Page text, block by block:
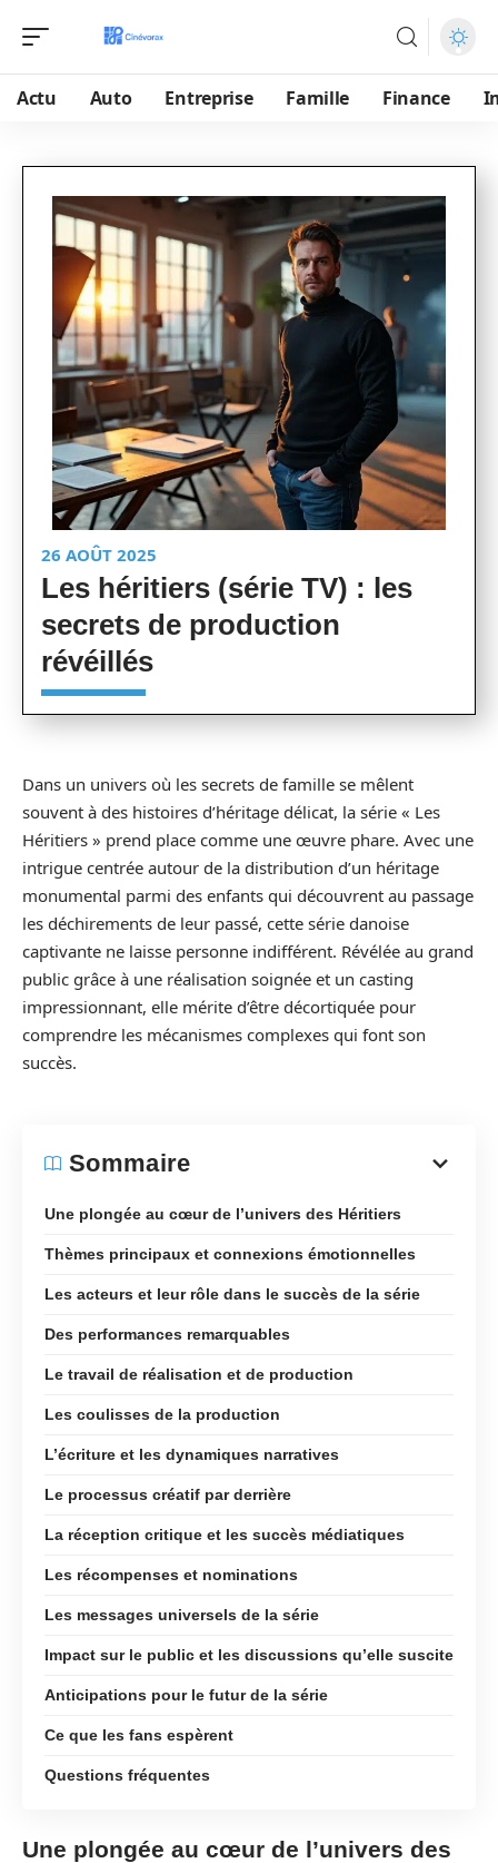
Actu Auto Entreprise Famille Finance
26 AOÛT 2025
Les héritiers (série TV) : les
secrets de production
révéillés
Dans un univers où les secrets de famille se mêlent
souvent à des histoires d’héritage délicat, la série « Les
Héritiers » prend place comme une œuvre phare. Avec une
intrigue centrée autour de la distribution d’un héritage
monumental parmi des enfants qui découvrent au passage
les déchirements de leur passé, cette série danoise
captivante ne laisse personne indifférent. Révélée au grand
public grâce à une réalisation soignée et un casting
impressionnant, elle mérite d’être décortiquée pour
comprendre les mécanismes complexes qui font son
succès.
Sommaire
Une plongée au cœur de l’univers des Héritiers
Thèmes principaux et connexions émotionnelles
Les acteurs et leur rôle dans le succès de la série
Des performances remarquables
Le travail de réalisation et de production
Les coulisses de la production
L’écriture et les dynamiques narratives
Le processus créatif par derrière
La réception critique et les succès médiatiques
Les récompenses et nominations
Les messages universels de la série
Impact sur le public et les discussions qu’elle suscite
Anticipations pour le futur de la série
Ce que les fans espèrent
Questions fréquentes
Une plongée au cœur de l’univers des